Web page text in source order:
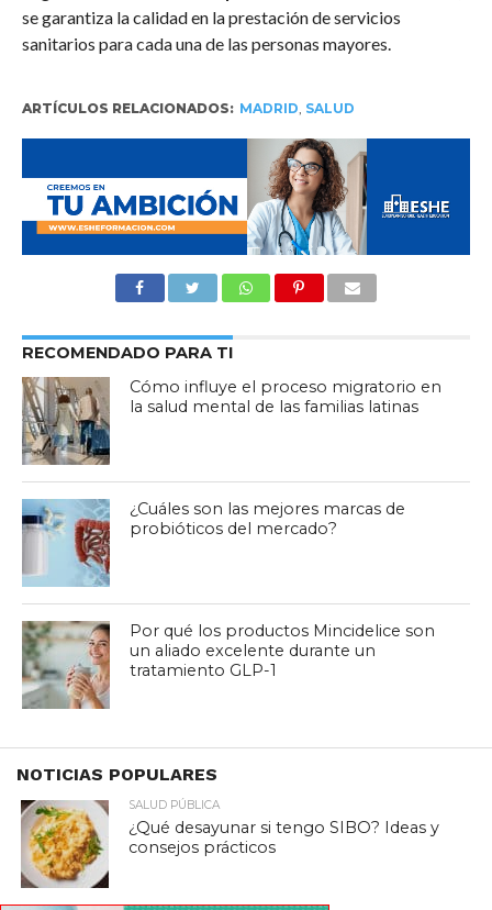
se garantiza la calidad en la prestación de servicios
sanitarios para cada una de las personas mayores.
ARTÍCULOS RELACIONADOS: MADRID, SALUD
RECOMENDADO PARA TI
Cómo influye el proceso migratorio en
la salud mental de las familias latinas
¿Cuáles son las mejores marcas de
probióticos del mercado?
Por qué los productos Mincidelice son
un aliado excelente durante un
tratamiento GLP-1
NOTICIAS POPULARES
SALUD PÚBLICA
¿Qué desayunar si tengo SIBO? Ideas y
consejos prácticos